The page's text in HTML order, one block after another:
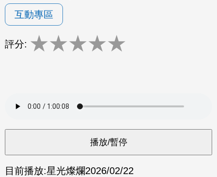
互動專區
評分: ★★★★★
目前播放:星光燦爛2026/02/22